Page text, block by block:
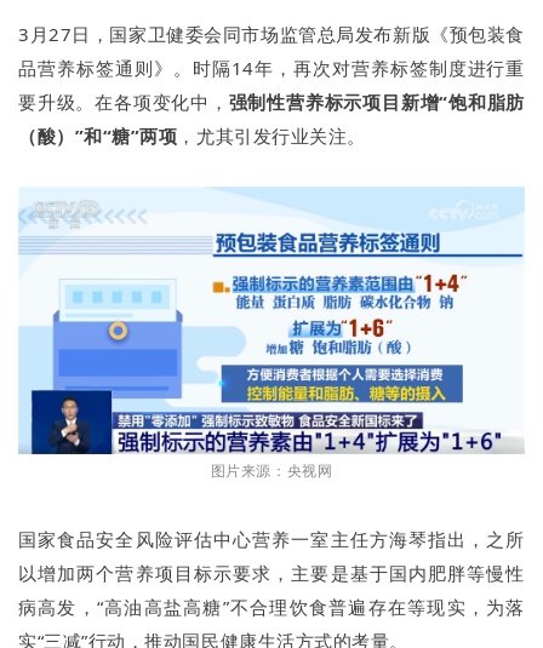
3月27日，国家卫健委会同市场监管总局发布新版《预包装食
品营养标签通则》。时隔14年，再次对营养标签制度进行重
要升级。在各项变化中， 强制性营养标示项目新增“饱和脂肪
（酸）”和“糖”两项 ，尤其引发行业关注。
图片来源：央视网
国家食品安全风险评估中心营养一室主任方海琴指出，之所
以增加两个营养项目标示要求，主要是基于国内肥胖等慢性
病高发，“高油高盐高糖”不合理饮食普遍存在等现实，为落
实“三减”行动，推动国民健康生活方式的考量。